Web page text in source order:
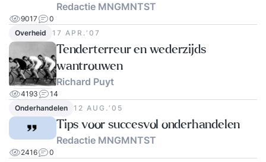
Redactie MNGMNTST
9017
0
Overheid
17 APR.‘07
Tenderterreur en wederzijds
wantrouwen
Richard Puyt
4193
14
Onderhandelen
12 AUG.‘05
Tips voor succesvol onderhandelen
Redactie MNGMNTST
2416 0